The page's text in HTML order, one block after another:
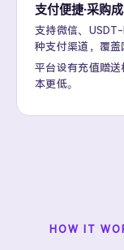
支付便捷·采购
支持微信、
种支付渠道，覆盖
平台设有充值赠
本更低。
HOW IT